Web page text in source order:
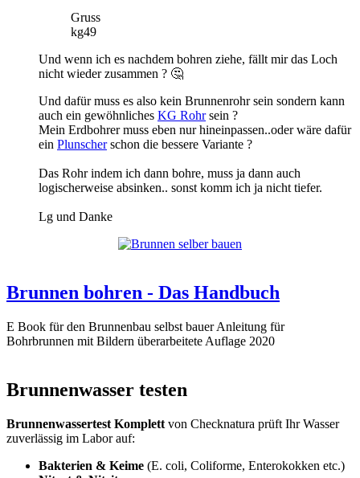
Gruss
kg49
Und wenn ich es nachdem bohren ziehe, fällt mir das Loch
nicht wieder zusammen ? 🤔
Und dafür muss es also kein Brunnenrohr sein sondern kann
auch ein gewöhnliches KG Rohrsein ?
Mein Erdbohrer muss eben nur hineinpassen..oder wäre dafür
ein Plunscherschon die bessere Variante ?
Das Rohr indem ich dann bohre, muss ja dann auch
logischerweise absinken.. sonst komm ich ja nicht tiefer.
Lg und Danke
Brunnen bohren - Das Handbuch
E Book für den Brunnenbau selbst bauer Anleitung für
Bohrbrunnen mit Bildern überarbeitete Auflage 2020
Brunnenwasser testen
Brunnenwassertest Komplett von Checknatura prüft Ihr Wasser
zuverlässig im Labor auf:
Bakterien & Keime (E. coli, Coliforme, Enterokokken etc.)